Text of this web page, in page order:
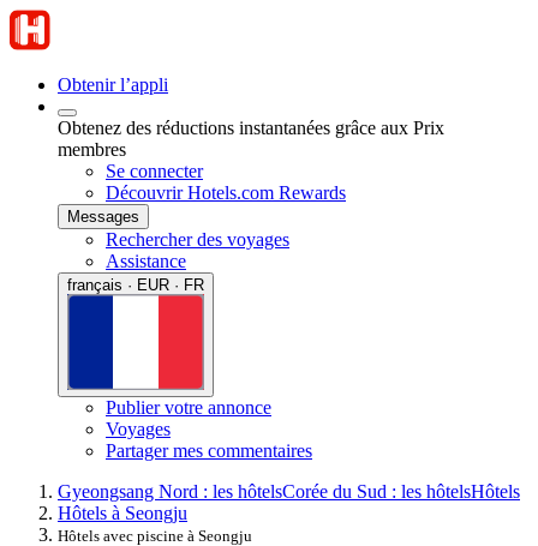
Obtenir l’appli
Obtenez des réductions instantanées grâce aux Prix
membres
Se connecter
Découvrir Hotels.com Rewards
Messages
Rechercher des voyages
Assistance
français · EUR · FR
Publier votre annonce
Voyages
Partager mes commentaires
Gyeongsang Nord : les hôtelsCorée du Sud : les hôtelsHôtels
Hôtels à Seongju
Hôtels avec piscine à Seongju